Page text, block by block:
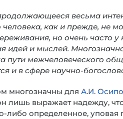
весьма
как и прежде, не
но очень часто у
идей и мыслей.
пути межчеловеческого
и в сфере научно-
многозначны для А.И.
лишь выражает надежду,
либо определенное,